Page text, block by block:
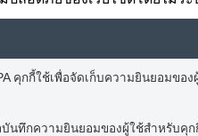
คุกกี้ใช้เพื่อจัดเก็บความยินยอมขอ
นทึกความยินยอมของผู้ใช้สำหรับคุ